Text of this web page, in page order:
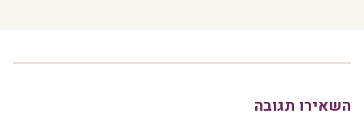
השאירו תגובה